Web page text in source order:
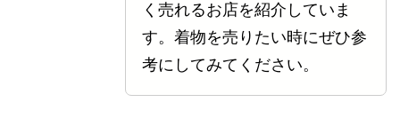
く売れるお店を紹介していま
す。着物を売りたい時にぜひ参
考にしてみてください。